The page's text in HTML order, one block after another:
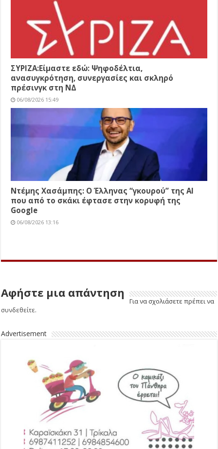
ΣΥΡΙΖΑ:Είμαστε εδώ: Ψηφοδέλτια,
ανασυγκρότηση, συνεργασίες και σκληρό
πρέσινγκ στη ΝΔ
06/08/2026 15:49
Ντέμης Χασάμπης: Ο Έλληνας “γκουρού” της AI
που από το σκάκι έφτασε στην κορυφή της
Google
06/08/2026 13:16
Αφήστε μια απάντηση
Για να σχολιάσετε πρέπει να
συνδεθείτε.
Advertisement